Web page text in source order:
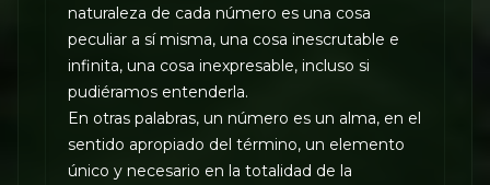
naturaleza de cada número es una cosa
peculiar a sí misma, una cosa inescrutable e
infinita, una cosa inexpresable, incluso si
pudiéramos entenderla.
En otras palabras, un número es un alma, en el
sentido apropiado del término, un elemento
único y necesario en la totalidad de la